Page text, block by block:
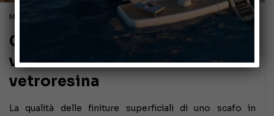
Marzo 27, 2026
Controlli di qualità nelle
verniciature di imbarcazioni in
vetroresina
La qualità delle finiture superficiali di uno scafo in